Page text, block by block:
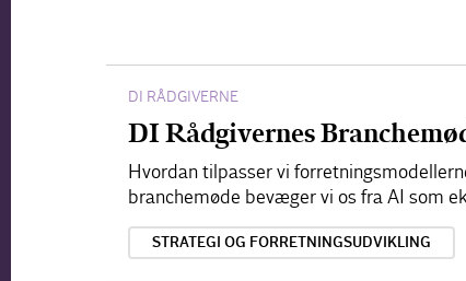
DI RÅDGIVERNE
DI Rådgivernes
Hvordan tilpasser vi
branchemøde bevæger vi os fra AI som
STRATEGI OG FORRETNINGSUDVIKLING